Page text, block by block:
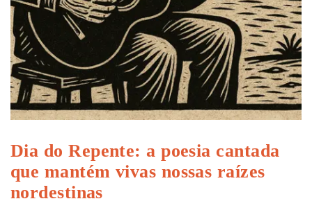
Dia do Repente: a poesia cantada
que mantém vivas nossas raízes
nordestinas